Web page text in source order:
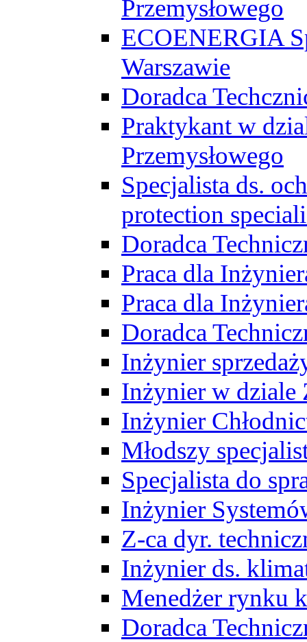
Przemysłowego
ECOENERGIA
Warszawie
Doradca
Praktykant w
Przemysłowego
Specjalista ds.
protection
Doradca
Praca dla
Praca dla
Doradca
Inżynier
Inżynier w dziale
Inżynier
Młodszy
Specjalista do
Inżynier
Z-ca dyr.
Inżynier ds.
Menedżer rynku
Doradca